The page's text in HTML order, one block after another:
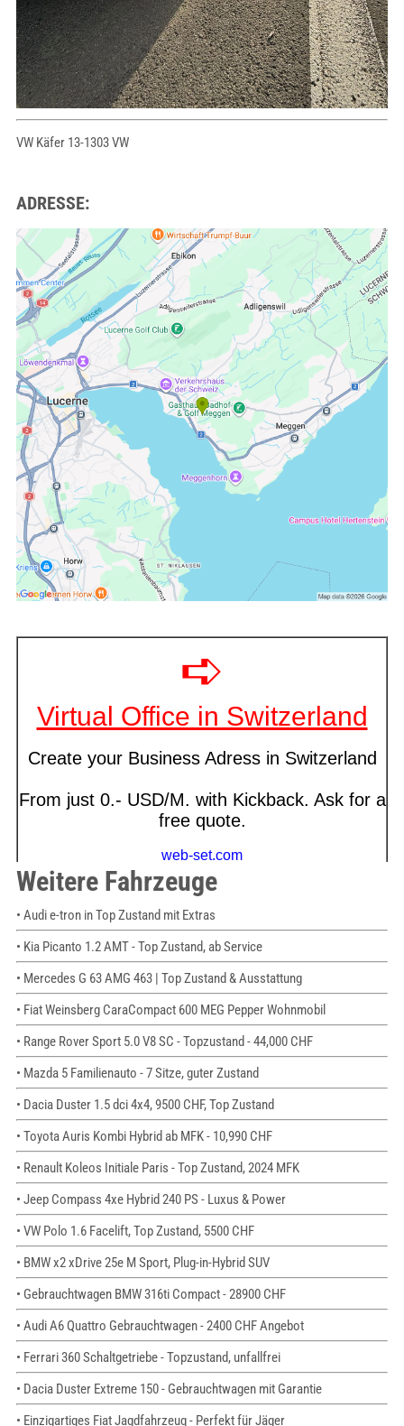
VW Käfer 13-1303 VW
ADRESSE:
Weitere Fahrzeuge
• Audi e-tron in Top Zustand mit Extras
• Kia Picanto 1.2 AMT - Top Zustand, ab Service
• Mercedes G 63 AMG 463 | Top Zustand & Ausstattung
• Fiat Weinsberg CaraCompact 600 MEG Pepper Wohnmobil
• Range Rover Sport 5.0 V8 SC - Topzustand - 44,000 CHF
• Mazda 5 Familienauto - 7 Sitze, guter Zustand
• Dacia Duster 1.5 dci 4x4, 9500 CHF, Top Zustand
• Toyota Auris Kombi Hybrid ab MFK - 10,990 CHF
• Renault Koleos Initiale Paris - Top Zustand, 2024 MFK
• Jeep Compass 4xe Hybrid 240 PS - Luxus & Power
• VW Polo 1.6 Facelift, Top Zustand, 5500 CHF
• BMW x2 xDrive 25e M Sport, Plug-in-Hybrid SUV
• Gebrauchtwagen BMW 316ti Compact - 28900 CHF
• Audi A6 Quattro Gebrauchtwagen - 2400 CHF Angebot
• Ferrari 360 Schaltgetriebe - Topzustand, unfallfrei
• Dacia Duster Extreme 150 - Gebrauchtwagen mit Garantie
• Einzigartiges Fiat Jagdfahrzeug - Perfekt für Jäger